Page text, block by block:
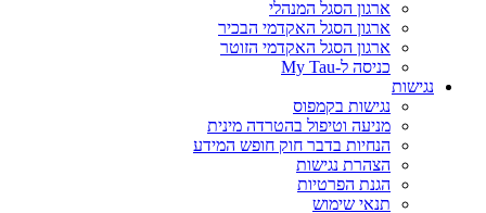
ארגון הסגל המנהלי
ארגון הסגל האקדמי הבכיר
ארגון הסגל האקדמי הזוטר
כניסה ל-My Tau
נגישות
נגישות בקמפוס
מניעה וטיפול בהטרדה מינית
הנחיות בדבר חוק חופש המידע
הצהרת נגישות
הגנת הפרטיות
תנאי שימוש